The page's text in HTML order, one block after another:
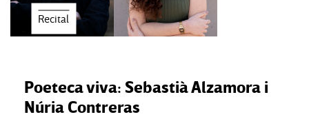
Recital
Poeteca viva: Sebastià Alzamora i
Núria Contreras